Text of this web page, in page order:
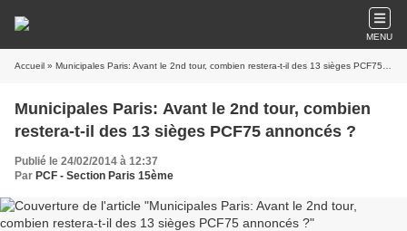
MENU
Accueil » Municipales Paris: Avant le 2nd tour, combien restera-t-il des 13 sièges PCF75 annoncés ?
Municipales Paris: Avant le 2nd tour, combien
restera-t-il des 13 sièges PCF75 annoncés ?
Publié le 24/02/2014 à 12:37
Par PCF - Section Paris 15ème